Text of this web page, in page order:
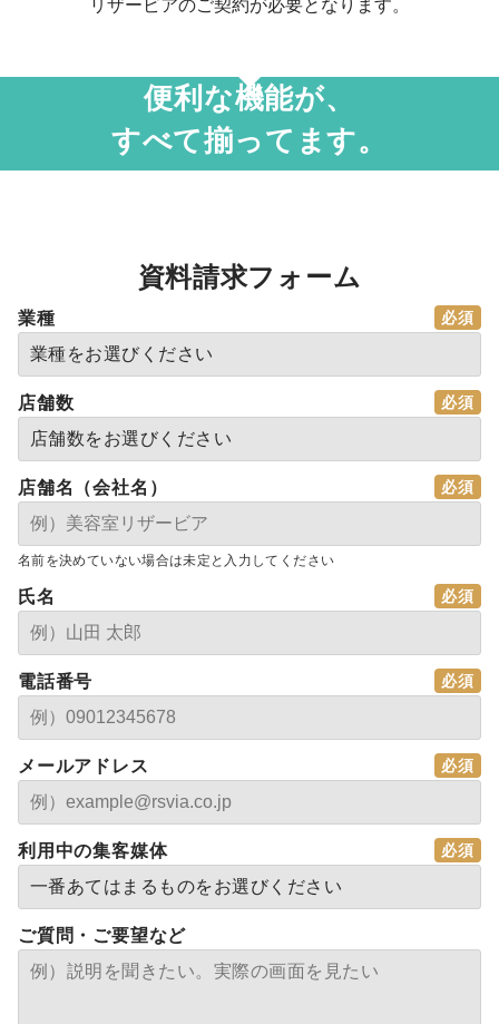
リザービアのご契約が必要となります。
便利な機能が、
すべて揃ってます。
資料請求フォーム
業種
店舗数
店舗名（会社名）
名前を決めていない場合は未定と入力してください
氏名
電話番号
メールアドレス
利用中の集客媒体
ご質問・ご要望など